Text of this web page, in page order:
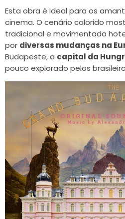
Esta obra é ideal para os
cinema. O cenário colorido
tradicional e movimentado
por diversas mudanças na
Budapeste, a capital da
pouco explorado pelos